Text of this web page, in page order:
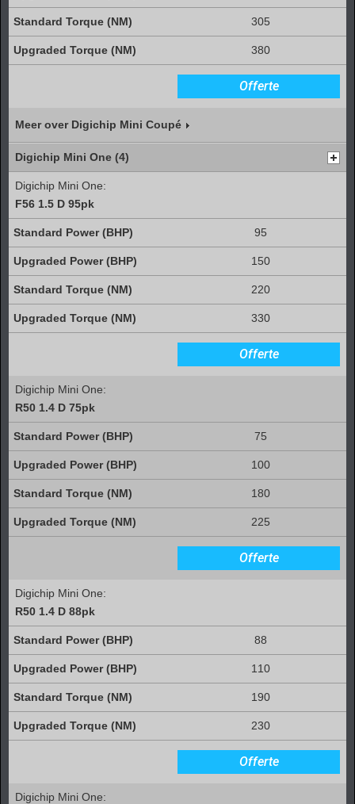
305
380
Offerte
Meer over Digichip Mini Coupé
Digichip Mini One (4)
Digichip Mini One:
F56 1.5 D 95pk
95
150
220
330
Offerte
Digichip Mini One:
R50 1.4 D 75pk
75
100
180
225
Offerte
Digichip Mini One:
R50 1.4 D 88pk
88
110
190
230
Offerte
Digichip Mini One: